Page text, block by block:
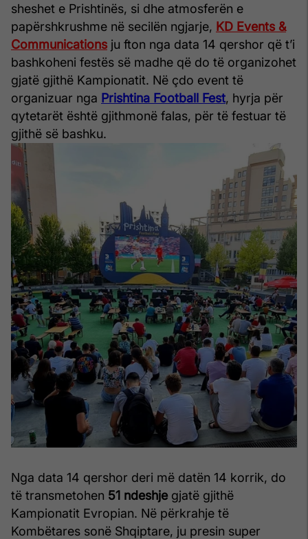
sheshet e Prishtinës, si dhe atmosferën e
papërshkrushme në secilën ngjarje, KD Events &
Communications ju fton nga data 14 qershor që t’i
bashkoheni festës së madhe që do të organizohet
gjatë gjithë Kampionatit. Në çdo event të
organizuar nga Prishtina Football Fest, hyrja për
qytetarët është gjithmonë falas, për të festuar të
gjithë së bashku.
Nga data 14 qershor deri më datën 14 korrik, do
të transmetohen 51 ndeshje gjatë gjithë
Kampionatit Evropian. Në përkrahje të
Kombëtares sonë Shqiptare, ju presin super